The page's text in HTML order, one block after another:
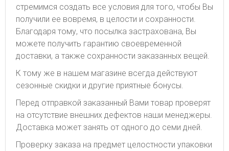
стремимся создать все условия для того, чтобы Вы
получили ее вовремя, в целости и сохранности.
Благодаря тому, что посылка застрахована, Вы
можете получить гарантию своевременной
доставки, а также сохранности заказанных вещей.
К тому же в нашем магазине всегда действуют
сезонные скидки и другие приятные бонусы.
Перед отправкой заказанный Вами товар проверят
на отсутствие внешних дефектов наши менеджеры.
Доставка может занять от одного до семи дней.
Проверку заказа на предмет целостности упаковки